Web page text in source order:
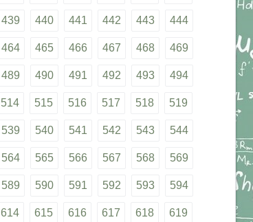
439 440 441 442 443 444
464 465 466 467 468 469
489 490 491 492 493 494
514 515 516 517 518 519
539 540 541 542 543 544
564 565 566 567 568 569
589 590 591 592 593 594
614 615 616 617 618 619